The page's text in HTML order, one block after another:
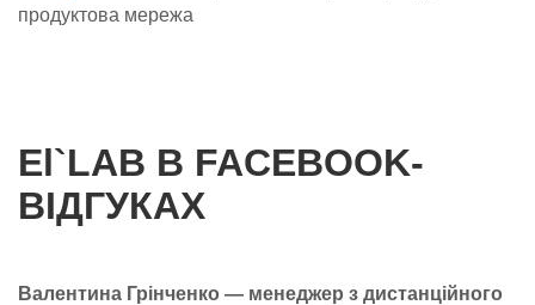
продуктова мережа
El`LAB В FACEBOOK-
ВІДГУКАХ
Валентина Грінченко — менеджер з дистанційного